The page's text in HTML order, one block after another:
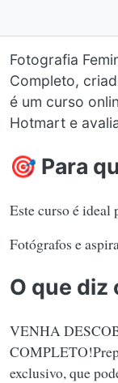
Fotografia
Completo,
é um curso
Hotmart e
🎯 Para
Este curso é ideal
Fotógrafos e
O que diz
VENHA
COMPLETO!
exclusivo, que